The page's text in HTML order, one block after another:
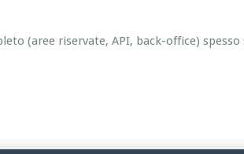
(aree riservate, API, back-office)